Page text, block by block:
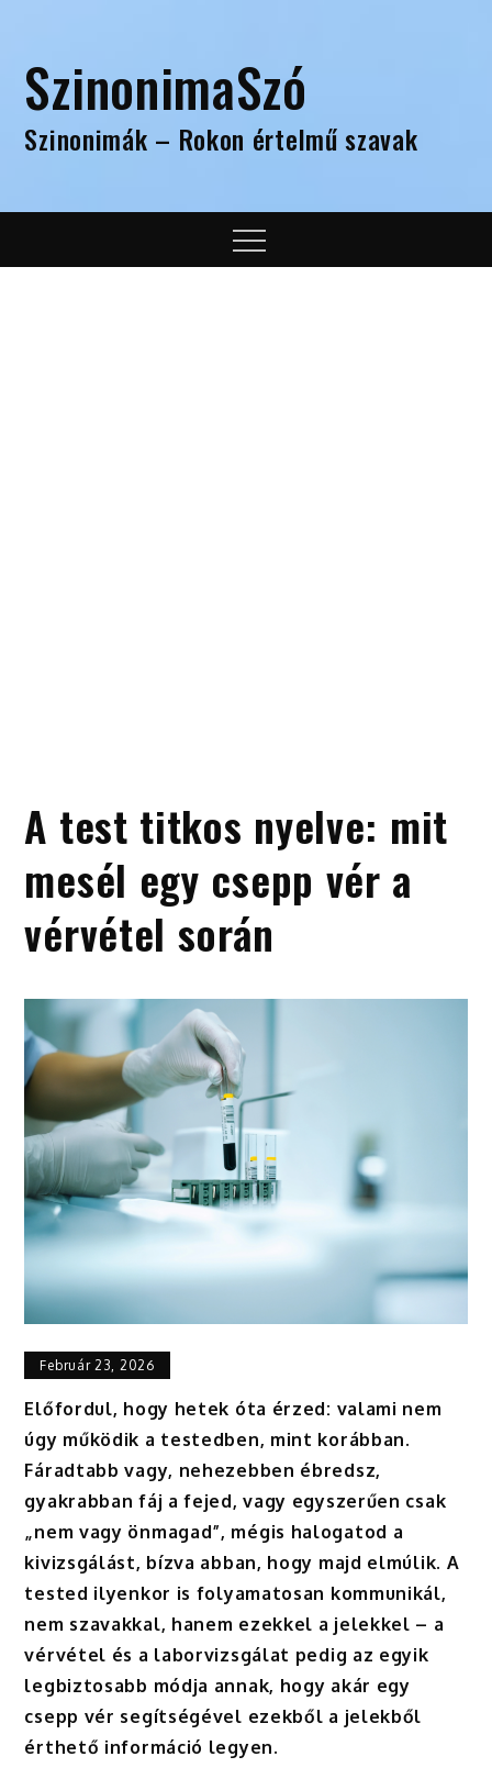
contentSzinonimaSzó
Szinonimák – Rokon értelmű szavak
Menu
A test titkos nyelve: mit
mesél egy csepp vér a
vérvétel során
Február 23, 2026
Előfordul, hogy hetek óta érzed: valami nem
úgy működik a testedben, mint korábban.
Fáradtabb vagy, nehezebben ébredsz,
gyakrabban fáj a fejed, vagy egyszerűen csak
„nem vagy önmagad”, mégis halogatod a
kivizsgálást, bízva abban, hogy majd elmúlik. A
tested ilyenkor is folyamatosan kommunikál,
nem szavakkal, hanem ezekkel a jelekkel – a
vérvétel és a laborvizsgálat pedig az egyik
legbiztosabb módja annak, hogy akár egy
csepp vér segítségével ezekből a jelekből
érthető információ legyen.